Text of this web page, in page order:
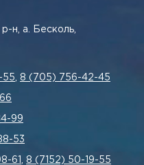
н, а. Бесколь,
55 8 (705) 756-42-45
99
53
61 8 (7152) 50-19-55